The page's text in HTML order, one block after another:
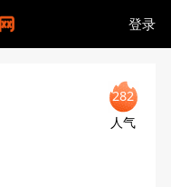
登录
282
人气